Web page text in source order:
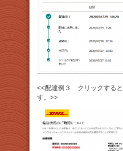
<<配達例３ クリックすると
す。>>